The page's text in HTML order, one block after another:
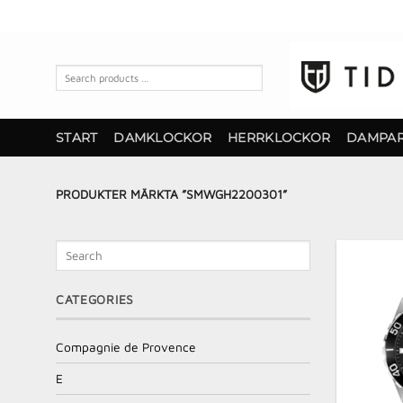
START DAMKLOCKOR HERRKLOCKOR
PRODUKTER MÄRKTA ”SMWGH2200301”
CATEGORIES
Compagnie de Provence
E